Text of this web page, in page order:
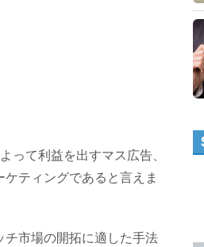
て利益を出すマス広告、
ティングであると言えま
市場の開拓に適した手法